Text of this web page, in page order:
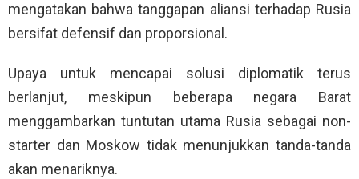
mengatakan bahwa tanggapan aliansi terhadap Rusia
bersifat defensif dan proporsional.
Upaya untuk mencapai solusi diplomatik terus
berlanjut, meskipun beberapa negara Barat
menggambarkan tuntutan utama Rusia sebagai non-
starter dan Moskow tidak menunjukkan tanda-tanda
akan menariknya.